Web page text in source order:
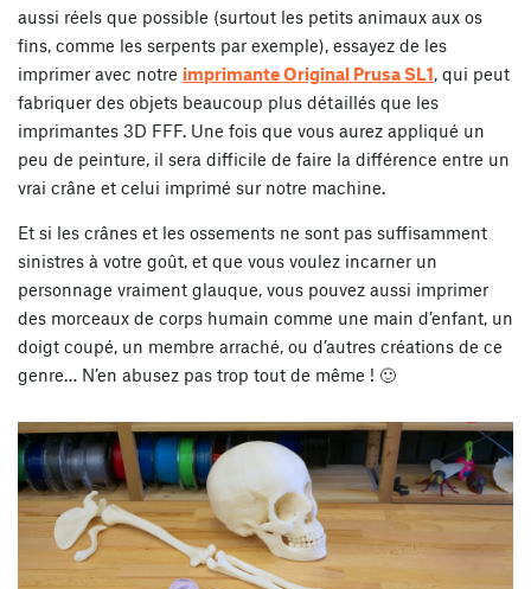
aussi réels que possible (surtout les petits animaux aux os
fins, comme les serpents par exemple), essayez de les
imprimer avec notre imprimante Original Prusa SL1, qui peut
fabriquer des objets beaucoup plus détaillés que les
imprimantes 3D FFF. Une fois que vous aurez appliqué un
peu de peinture, il sera difficile de faire la différence entre un
vrai crâne et celui imprimé sur notre machine.
Et si les crânes et les ossements ne sont pas suffisamment
sinistres à votre goût, et que vous voulez incarner un
personnage vraiment glauque, vous pouvez aussi imprimer
des morceaux de corps humain comme une main d’enfant, un
doigt coupé, un membre arraché, ou d’autres créations de ce
genre… N’en abusez pas trop tout de même ! 🙂